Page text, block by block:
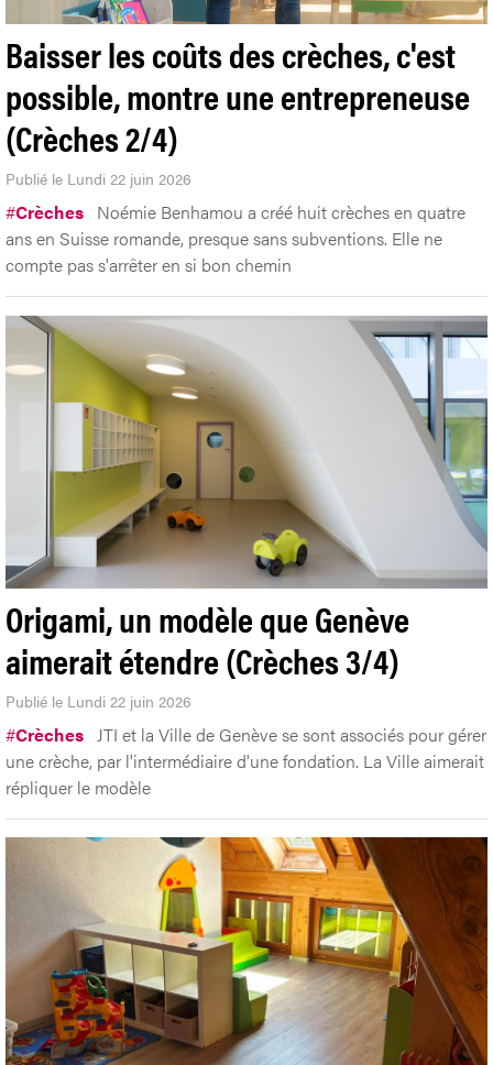
Baisser les coûts des crèches, c'est
possible, montre une entrepreneuse
(Crèches 2/4)
Publié le Lundi 22 juin 2026
#Crèches Noémie Benhamou a créé huit crèches en quatre
ans en Suisse romande, presque sans subventions. Elle ne
compte pas s'arrêter en si bon chemin
Origami, un modèle que Genève
aimerait étendre (Crèches 3/4)
Publié le Lundi 22 juin 2026
#Crèches JTI et la Ville de Genève se sont associés pour gérer
une crèche, par l'intermédiaire d'une fondation. La Ville aimerait
répliquer le modèle